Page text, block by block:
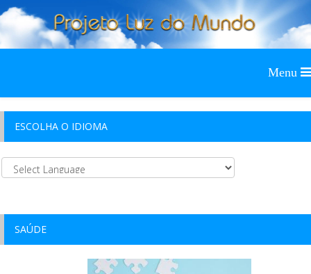
ESCOLHA O IDIOMA
SAÚDE